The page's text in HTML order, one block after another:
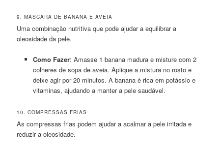
9. MÁSCARA DE BANANA E AVEIA
Uma combinação nutritiva que pode ajudar a equilibrar a
oleosidade da pele.
Como Fazer: Amasse 1 banana madura e misture com 2
colheres de sopa de aveia. Aplique a mistura no rosto e
deixe agir por 20 minutos. A banana é rica em potássio e
vitaminas, ajudando a manter a pele saudável.
10. COMPRESSAS FRIAS
As compressas frias podem ajudar a acalmar a pele irritada e
reduzir a oleosidade.